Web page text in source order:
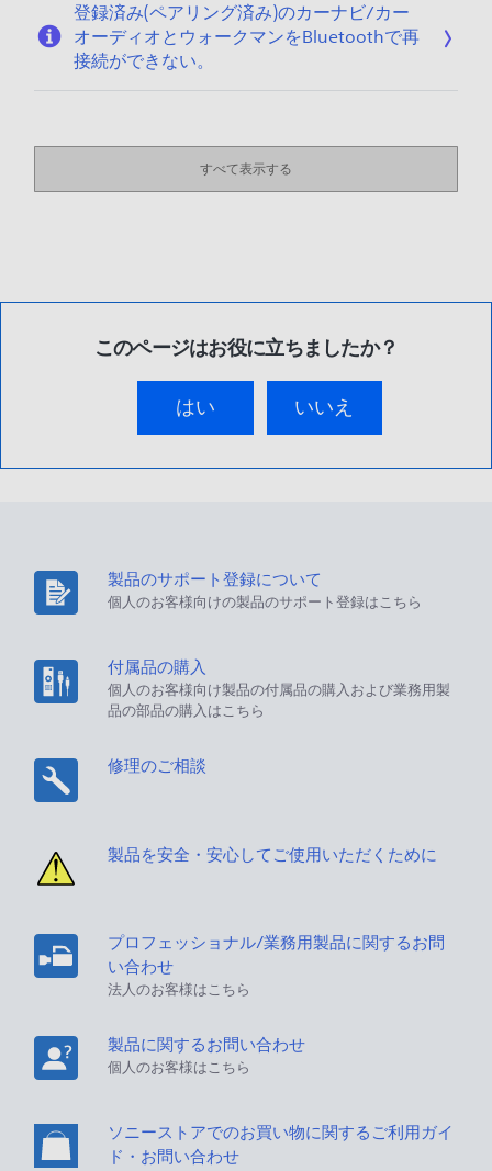
登録済み(ペアリング済み)のカーナビ/カー
オーディオとウォークマンをBluetoothで再
接続ができない。
すべて表示する
このページはお役に立ちましたか？
はい いいえ
製品のサポート登録について
個人のお客様向けの製品のサポート登録はこちら
付属品の購入
個人のお客様向け製品の付属品の購入および業務用製
品の部品の購入はこちら
修理のご相談
製品を安全・安心してご使用いただくために
プロフェッショナル/業務用製品に関するお問
い合わせ
法人のお客様はこちら
製品に関するお問い合わせ
個人のお客様はこちら
ソニーストアでのお買い物に関するご利用ガイ
ド・お問い合わせ